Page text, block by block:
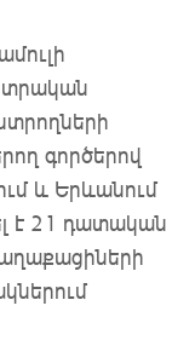
գործերով
և Երևանում
է 21 դատական